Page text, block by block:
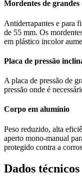
Mordentes de grandes
Antiderrapantes e para
de 55 mm. Os
em plástico incolor
Placa de pressão
A placa de pressão de
pressão onde é
Corpo em alumínio
Peso reduzido, alta
aperto mono-manual
protegido contra a
Dados técnicos